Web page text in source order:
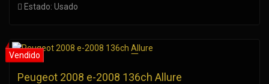
Estado: Usado
Peugeot 2008 e-2008 136ch Allure